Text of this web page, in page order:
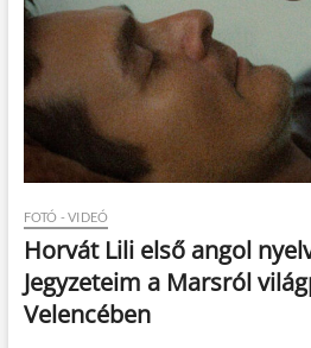
FOTÓ - VIDEÓ
Horvát Lili első angol
Jegyzeteim a Marsról
Velencében